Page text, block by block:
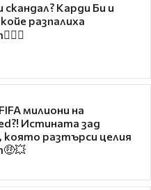
Карди Би и
разпалиха
милиони на
Истината зад
която разтърси целия